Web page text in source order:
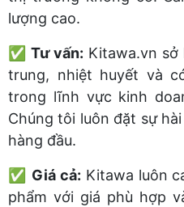
lượng cao.
✅ Tư vấn: Kitawa.vn
trung, nhiệt huyết và
trong lĩnh vực kinh
Chúng tôi luôn đặt sự
hàng đầu.
✅ Giá cả: Kitawa luôn
phẩm với giá phù hợp